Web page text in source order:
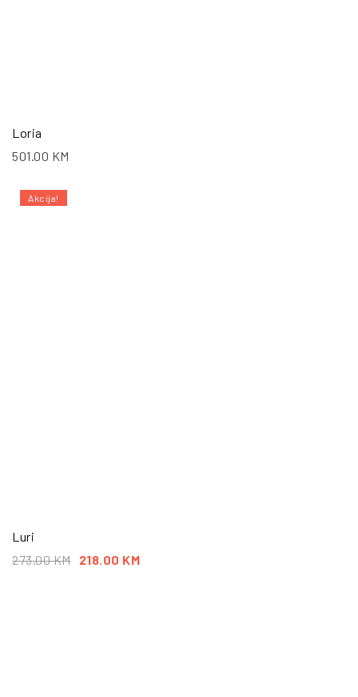
Loria
501.00 KM
Akcija!
Luri
273.00KM 218.00 KM